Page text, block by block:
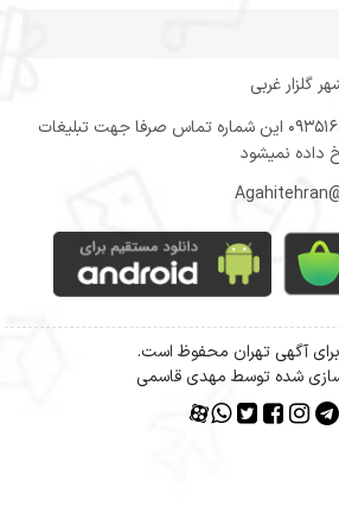
گلزار غربی
09351650974 این شماره تماس صرفا جهت تبلیغات
داده نمیشود
آگهی تهران محفوظ است.
شده توسط مهدی قاسمی